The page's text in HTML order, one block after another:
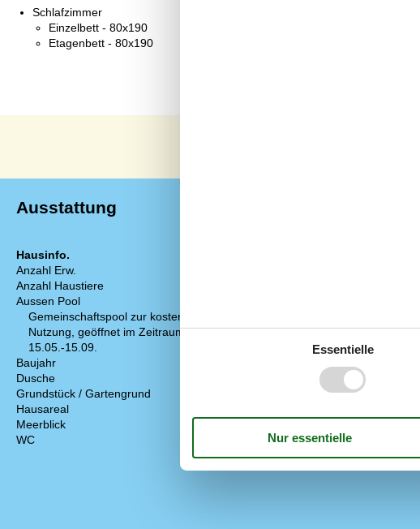
Schlafzimmer
Einzelbett - 80x190
Etagenbett - 80x190
Ausstattung
Hausinfo.
Anzahl Erw.
Anzahl Haustiere
Aussen Pool
Gemeinschaftspool zur kostenlosen
Nutzung, geöffnet im Zeitraum
15.05.-15.09.
Baujahr
Dusche
Grundstück / Gartengrund
Hausareal
Meerblick
WC
Entfernung zum Golfplatz
Elektroheizung
Essentielle